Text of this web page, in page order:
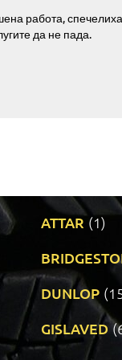
работа,
да не пада.
ATTAR (1)
DUNLOP
GISLAVED